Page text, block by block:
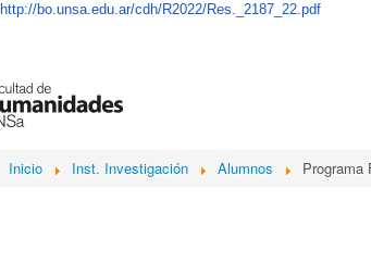
http://bo.unsa.edu.ar/cdh/R2022/Res._2187_22.pdf
Inicio Inst. Investigación Alumnos Programa